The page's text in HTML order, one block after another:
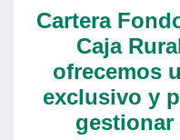
Cartera
Caja
ofrecemos
exclusivo y